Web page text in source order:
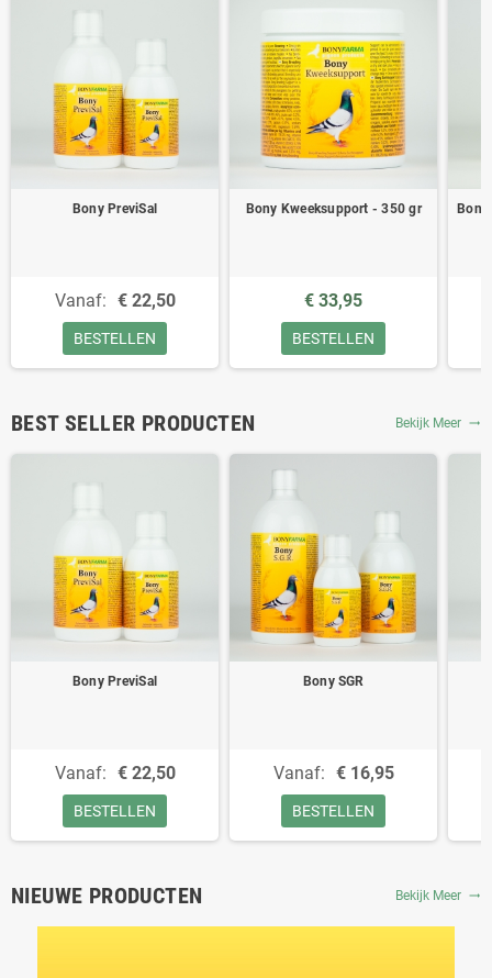
Bony PreviSal
Vanaf: € 22,50
BESTELLEN
Bony Kweeksupport - 350 gr
€ 33,95
BESTELLEN
Bony
BEST SELLER PRODUCTEN Bekijk Meer trending_flat
Bony PreviSal
Vanaf: € 22,50
BESTELLEN
Bony SGR
Vanaf: € 16,95
BESTELLEN
NIEUWE PRODUCTEN Bekijk Meer trending_flat